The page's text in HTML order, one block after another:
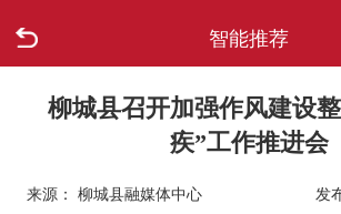
智能推荐
走进柳城
柳城县召开加强作风建设
疾”工作推进会
来源： 柳城县融媒体中心 发